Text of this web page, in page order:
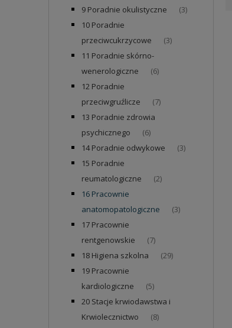
9 Poradnie okulistyczne (3)
10 Poradnie
przeciwcukrzycowe
(3)
11 Poradnie skórno-
wenerologiczne
(6)
12 Poradnie
przeciwgruźlicze
(7)
13 Poradnie zdrowia
psychicznego
(6)
14 Poradnie odwykowe (3)
15 Poradnie
reumatologiczne
(2)
16 Pracownie
anatomopatologiczne
(3)
17 Pracownie
rentgenowskie
(7)
18 Higiena szkolna (29)
19 Pracownie
kardiologiczne
(5)
20 Stacje krwiodawstwa i
Krwiolecznictwo
(8)